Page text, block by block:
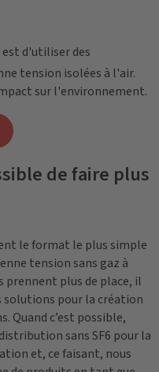
d'utiliser des
tension isolées à l'air.
sur l'environnement.
de faire plus
le format le plus simple
tension sans gaz à
prennent plus de place, il
solutions pour la création
Quand c’est possible,
sans SF6 pour la
et, ce faisant, nous